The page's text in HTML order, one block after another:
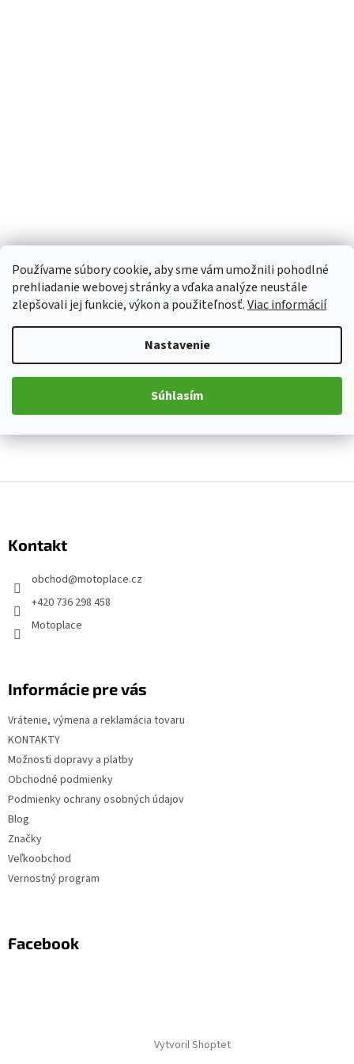
Používame súbory cookie, aby sme vám umožnili pohodlné
prehliadanie webovej stránky a vďaka analýze neustále
zlepšovali jej funkcie, výkon a použiteľnosť.Viac informácií
Nastavenie
Súhlasím
äKontakt
obchod@motoplace.cz
+420 736 298 458
Motoplace
Informácie pre vás
Vrátenie, výmena a reklamácia tovaru
KONTAKTY
Možnosti dopravy a platby
Obchodné podmienky
Podmienky ochrany osobných údajov
Blog
Značky
Veľkoobchod
Vernostný program
Facebook
Vytvoril Shoptet